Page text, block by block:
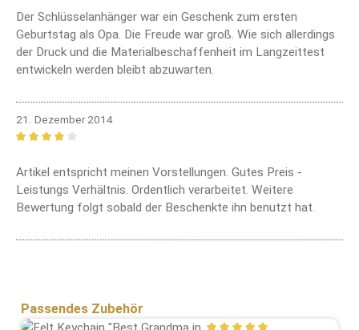
Der Schlüsselanhänger war ein Geschenk zum ersten
Geburtstag als Opa. Die Freude war groß. Wie sich allerdings
der Druck und die Materialbeschaffenheit im Langzeittest
entwickeln werden bleibt abzuwarten.
21. Dezember 2014
Artikel entspricht meinen Vorstellungen. Gutes Preis -
Leistungs Verhältnis. Ordentlich verarbeitet. Weitere
Bewertung folgt sobald der Beschenkte ihn benutzt hat.
Produktgalerie überspringen
Passendes Zubehör